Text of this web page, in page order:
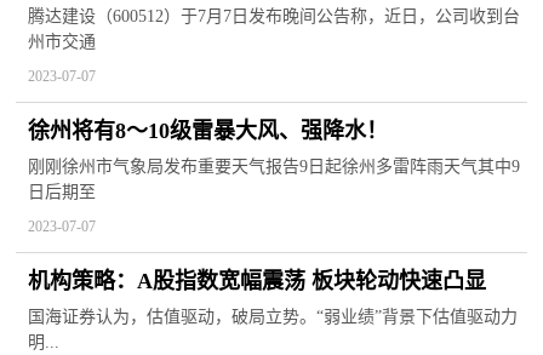
土建施工IV标段项目
腾达建设（600512）于7月7日发布晚间公告称，近日，公司收到台
州市交通
2023-07-07
徐州将有8～10级雷暴大风、强降水！
刚刚徐州市气象局发布重要天气报告9日起徐州多雷阵雨天气其中9
日后期至
2023-07-07
机构策略：A股指数宽幅震荡 板块轮动快速凸显
国海证券认为，估值驱动，破局立势。“弱业绩”背景下估值驱动力
明...